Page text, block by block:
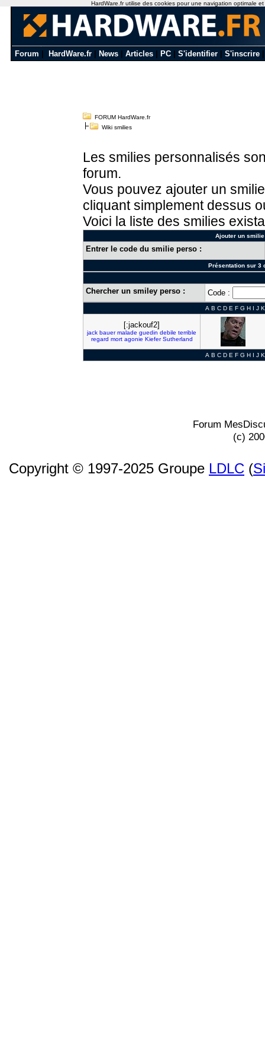
Forum HardWare.fr News Articles PC S'identifier S'inscrire
FORUM HardWare.fr
Wiki smilies
Les smilies personnalisés
forum.
Vous pouvez ajouter un
cliquant simplement dessus
Voici la liste des smilies
Ajouter un
Entrer le code du smilie perso :
Présentation sur 3
Chercher un smiley perso : Code :
A B C D E F G H I J K
[:jackouf2]
jack bauer malade guedin debile terrible
regard mort agonie Kiefer Sutherland
A B C D E F G H I J K
Forum
(c)
Copyright © 1997-2025 Groupe LDLC (
HardWare.fr utilise des cookies pour une navigation optimale